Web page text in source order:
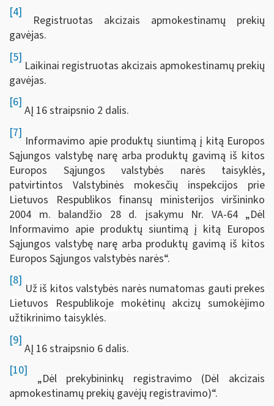
[4]
Registruotas akcizais apmokestinamų prekių
gavėjas.
[5]
Laikinai registruotas akcizais apmokestinamų prekių
gavėjas.
[6]
AĮ 16 straipsnio 2 dalis.
[7]
Informavimo apie produktų siuntimą į kitą Europos
Sąjungos valstybę narę arba produktų gavimą iš kitos
Europos Sąjungos valstybės narės taisyklės,
patvirtintos Valstybinės mokesčių inspekcijos prie
Lietuvos Respublikos finansų ministerijos viršininko
2004 m. balandžio 28 d. įsakymu Nr. VA-64 „Dėl
Informavimo apie produktų siuntimą į kitą Europos
Sąjungos valstybę narę arba produktų gavimą iš kitos
Europos Sąjungos valstybės narės“.
[8]
Už iš kitos valstybės narės numatomas gauti prekes
Lietuvos Respublikoje mokėtinų akcizų sumokėjimo
užtikrinimo taisyklės.
[9]
AĮ 16 straipsnio 6 dalis.
[10]
„Dėl prekybininkų registravimo (Dėl akcizais
apmokestinamų prekių gavėjų registravimo)“.